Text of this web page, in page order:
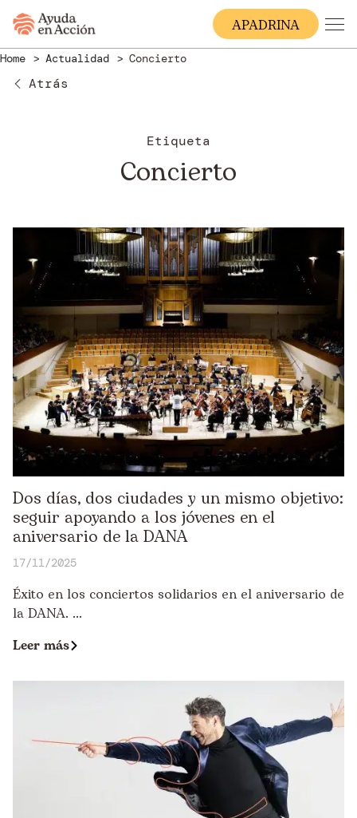
APADRINA
Home Actualidad Concierto
Atrás
Etiqueta
Concierto
Dos días, dos ciudades y un mismo objetivo:
seguir apoyando a los jóvenes en el
aniversario de la DANA
17/11/2025
Éxito en los conciertos solidarios en el aniversario de
la DANA. ...
Leer más